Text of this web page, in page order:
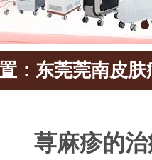
： 东莞莞南皮肤
荨麻疹的